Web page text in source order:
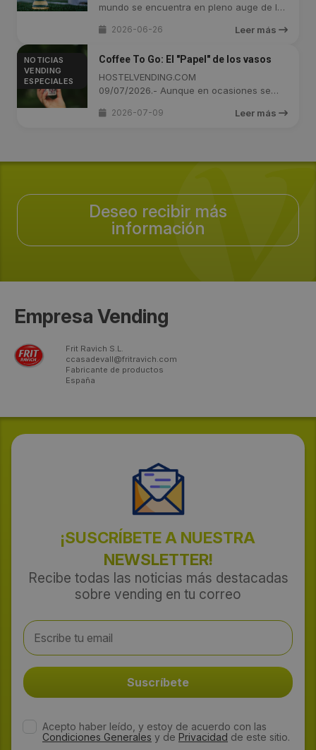
mundo se encuentra en pleno auge de la
2026-06-26 Leer más
NOTICIAS
VENDING
ESPECIALES
Coffee To Go: El "Papel" de los vasos
HOSTELVENDING.COM
09/07/2026.- Aunque en ocasiones se
2026-07-09 Leer más
Deseo recibir más
información
Empresa Vending
Frit Ravich S.L.
ccasadevall@fritravich.com
Fabricante de productos
España
¡SUSCRÍBETE A NUESTRA
NEWSLETTER!
Recibe todas las noticias más destacadas
sobre vending en tu correo
Acepto haber leído, y estoy de acuerdo con las
Condiciones Generales y de Privacidad de este sitio.